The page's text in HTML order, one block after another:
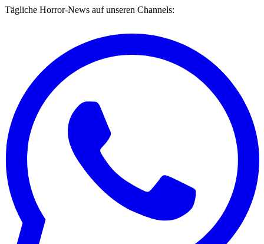
Tägliche Horror-News auf unseren Channels: